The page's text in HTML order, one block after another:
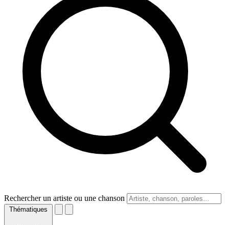
Rechercher un artiste ou une chanson
Thématiques